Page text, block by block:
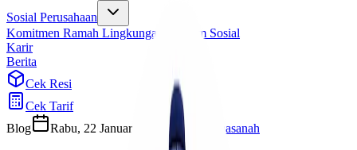
Sosial Perusahaan
Komitmen Ramah Lingkungan
Program Sosial
Karir
Berita
Cek Resi
Cek Tarif
Blog
Rabu, 22 Januari 2025 Ulfi Khasanah